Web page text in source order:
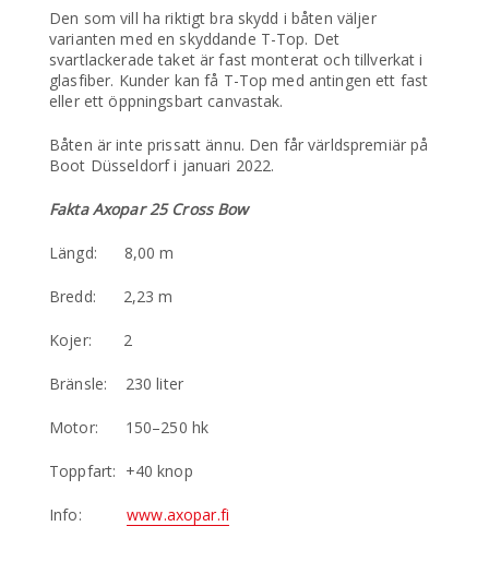
Den som vill ha riktigt bra skydd i båten väljer
varianten med en skyddande T-Top. Det
svartlackerade taket är fast monterat och tillverkat i
glasfiber. Kunder kan få T-Top med antingen ett fast
eller ett öppningsbart canvastak.
Båten är inte prissatt ännu. Den får världspremiär på
Boot Düsseldorf i januari 2022.
Fakta Axopar 25 Cross Bow
Längd: 8,00 m
Bredd: 2,23 m
Kojer: 2
Bränsle: 230 liter
Motor: 150–250 hk
Toppfart: +40 knop
Info:www.axopar.fi